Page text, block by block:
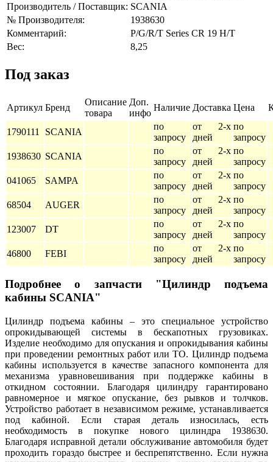
Производитель / Поставщик: SCANIA
№ Производителя:
1938630
Комментарий:
P/G/R/T Series CR 19 H/T
Вес:
8,25
Под заказ
Артикул Бренд
Описание
товара
Доп.
инфо
Наличие Доставка Цена
1790111 SCANIA
по
запросу
от 2-х
дней
по
запросу
1938630 SCANIA
по
запросу
от 2-х
дней
по
запросу
041065
SAMPA
по
запросу
от 2-х
дней
по
запросу
68504
AUGER
по
запросу
от 2-х
дней
по
запросу
123007
DT
по
запросу
от 2-х
дней
по
запросу
46800
FEBI
по
запросу
от 2-х
дней
по
запросу
Подробнее о запчасти "Цилиндр подъема
кабины SCANIA"
Цилиндр подъема кабины – это специальное устройство
опрокидывающей системы в бескапотных грузовиках.
Изделие необходимо для опускания и опрокидывания кабины
при проведении ремонтных работ или ТО. Цилиндр подъема
кабины используется в качестве запасного компонента для
механизма уравновешивания при поддержке кабины в
откидном состоянии. Благодаря цилиндру гарантировано
равномерное и мягкое опускание, без рывков и толчков.
Устройство работает в независимом режиме, устанавливается
под кабиной. Если старая деталь износилась, есть
необходимость в покупке нового цилиндра 1938630.
Благодаря исправной детали обслуживание автомобиля будет
проходить гораздо быстрее и беспрепятственно. Если нужна